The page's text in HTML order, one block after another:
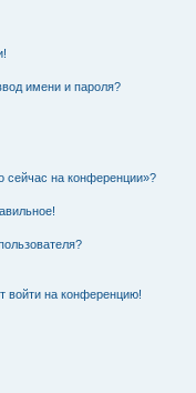
имени и пароля?
сейчас на конференции»?
войти на конференцию!